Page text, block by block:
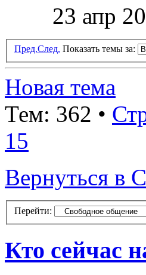
23 апр
Пред.След. Показать темы за:
Новая тема
Тем: 362 •
15
Вернуться в
Перейти:
Кто сейчас